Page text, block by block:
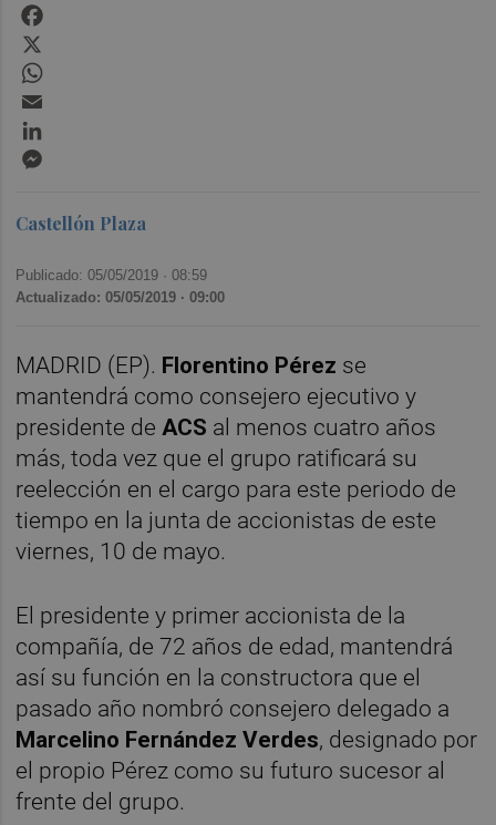
Castellón Plaza
Publicado: 05/05/2019 ·08:59
Actualizado: 05/05/2019 · 09:00
MADRID (EP). Florentino Pérez se
mantendrá como consejero ejecutivo y
presidente deACS al menos cuatro años
más, toda vez que el grupo ratificará su
reelección en el cargo para este periodo de
tiempo en la junta de accionistas de este
viernes, 10 de mayo.
El presidente y primer accionista de la
compañía, de 72 años de edad, mantendrá
así su función en la constructora que el
pasado año nombró consejero delegado a
Marcelino Fernández Verdes, designado por
el propio Pérez como su futuro sucesor al
frente del grupo.